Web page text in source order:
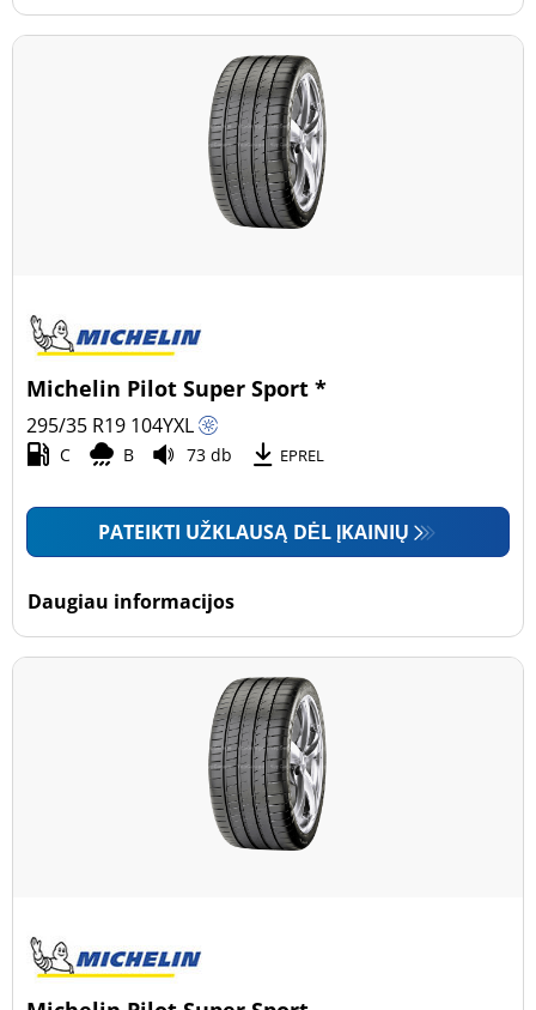
Michelin Pilot Super Sport *
295/35 R19 104YXL
C B 73 db EPREL
PATEIKTI UŽKLAUSĄ DĖL ĮKAINIŲ
Daugiau informacijos